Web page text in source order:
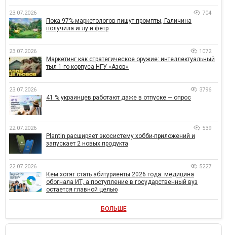
23.07.2026 704
Пока 97% маркетологов пишут промпты, Галичина
получила иглу и фетр
23.07.2026 1072
Маркетинг как стратегическое оружие: интеллектуальный
тыл 1-го корпуса НГУ «Азов»
23.07.2026 3796
41 % украинцев работают даже в отпуске — опрос
22.07.2026 539
PlantIn расширяет экосистему хобби-приложений и
запускает 2 новых продукта
22.07.2026 5227
Кем хотят стать абитуриенты 2026 года: медицина
обогнала ИТ, а поступление в государственный вуз
остается главной целью
БОЛЬШЕ